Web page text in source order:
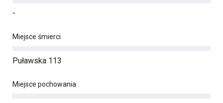
-
Miejsce śmierci
Puławska 113
Miejsce pochowania